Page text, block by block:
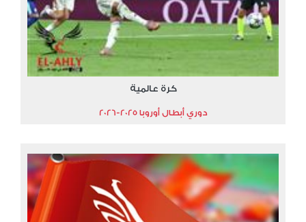
كرة عالمية
دوري أبطال أوروبا 2025-2026